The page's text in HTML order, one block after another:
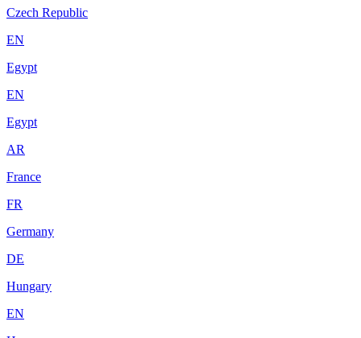
Czech Republic
EN
Egypt
EN
Egypt
AR
France
FR
Germany
DE
Hungary
EN